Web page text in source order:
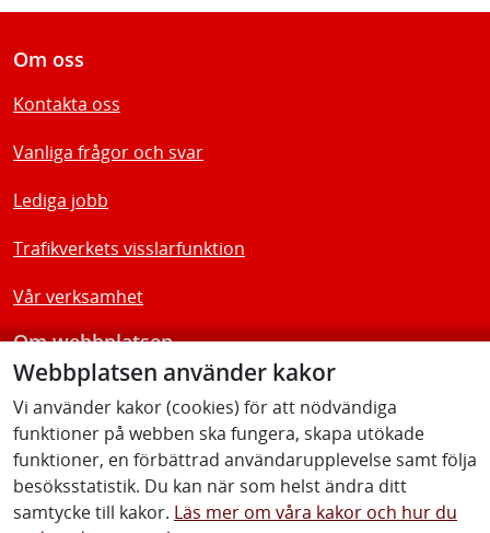
Webbplatsen använder kakor
Vi använder kakor (cookies) för att nödvändiga
funktioner på webben ska fungera, skapa utökade
funktioner, en förbättrad användarupplevelse samt följa
besöksstatistik. Du kan när som helst ändra ditt
samtycke till kakor. Läs mer om våra kakor och hur du
Om oss
Kontakta oss
Vanliga frågor och svar
Lediga jobb
Trafikverkets visslarfunktion
Vår verksamhet
Om webbplatsen
Tillgänglighetsredogörelse
Följ oss